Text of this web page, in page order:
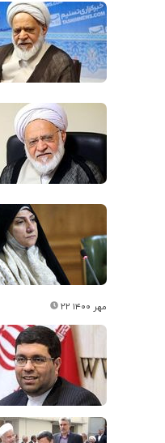
۲۲ مهر ۱۴۰۰